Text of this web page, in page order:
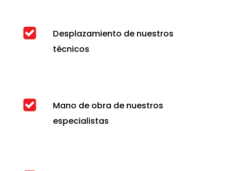
Desplazamiento de nuestros
técnicos
Mano de obra de nuestros
especialistas